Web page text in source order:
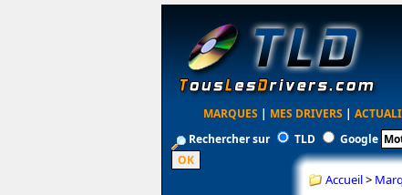
MARQUES | MES DRIVERS |
Rechercher sur
TLD Google
Accueil>